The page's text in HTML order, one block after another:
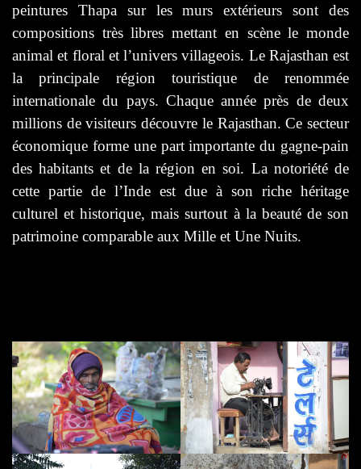
peintures Thapa sur les murs extérieurs sont des
compositions très libres mettant en scène le monde
animal et floral et l’univers villageois. Le Rajasthan est
la principale région touristique de renommée
internationale du pays. Chaque année près de deux
millions de visiteurs découvre le Rajasthan. Ce secteur
économique forme une part importante du gagne-pain
des habitants et de la région en soi. La notoriété de
cette partie de l’Inde est due à son riche héritage
culturel et historique, mais surtout à la beauté de son
patrimoine comparable aux Mille et Une Nuits.